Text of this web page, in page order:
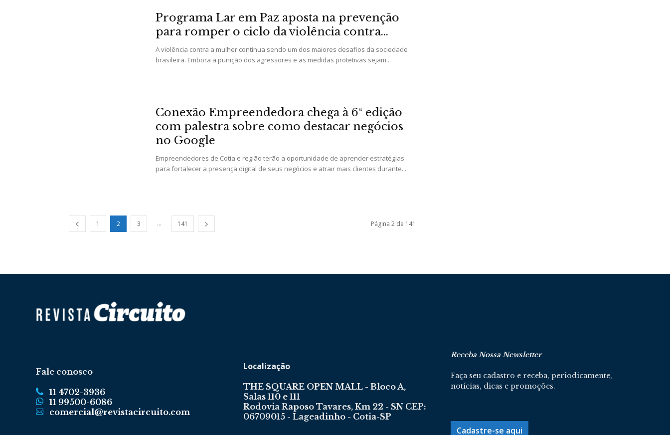
Programa Lar em Paz aposta na prevenção
para romper o ciclo da violência contra...
A violência contra a mulher continua sendo um dos maiores desafios da sociedade
brasileira. Embora a punição dos agressores e as medidas protetivas sejam...
Conexão Empreendedora chega à 6ª edição
com palestra sobre como destacar negócios
no Google
Empreendedores de Cotia e região terão a oportunidade de aprender estratégias
para fortalecer a presença digital de seus negócios e atrair mais clientes durante...
1 2 3 ... 141 Página 2 de 141
Fale conosco
11 4702-3936
11 99500-6086
comercial@revistacircuito.com
Localização
THE SQUARE OPEN MALL - Bloco A,
Salas 110 e 111
Rodovia Raposo Tavares, Km 22 - SN CEP:
06709015 - Lageadinho - Cotia-SP
Receba Nossa Newsletter
Faça seu cadastro e receba, periodicamente,
notícias, dicas e promoções.
Cadastre-se aqui